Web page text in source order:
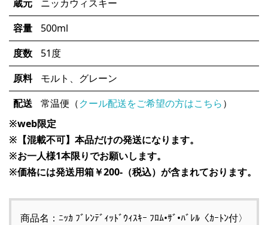
蔵元
ニッカウィスキー
容量
500ml
度数
51度
原料
モルト、グレーン
配送
常温便（クール配送をご希望の方はこちら）
※web限定
※【混載不可】本品だけの発送になります。
※お一人様1本限りでお願いします。
※価格には発送用箱￥200-（税込）が含まれております。
商品名：ﾆｯｶ ﾌﾞﾚﾝﾃﾞｨｯﾄﾞｳｨｽｷｰ ﾌﾛﾑ•ｻﾞ•ﾊﾞﾚﾙ〈ｶｰﾄﾝ付〉